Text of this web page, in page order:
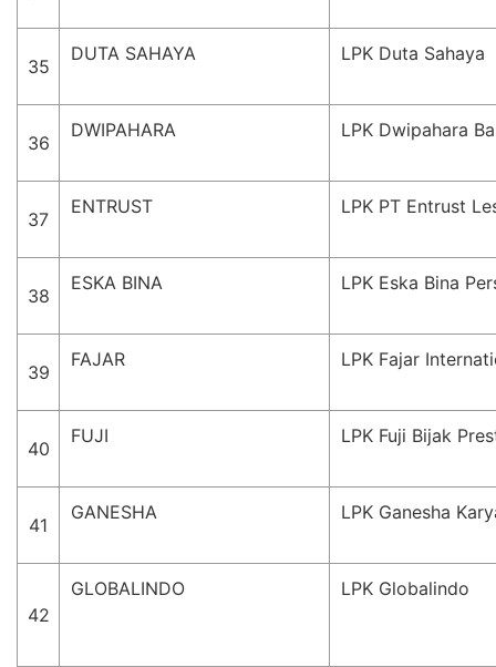
35
DUTA SAHAYA LPK Duta Sahaya
36
DWIPAHARA LPK Dwipahara
37
ENTRUST LPK PT Entrust
38
ESKA BINA LPK Eska Bina
39
FAJAR LPK Fajar
40
FUJI LPK Fuji Bijak
41
GANESHA LPK Ganesha
42
GLOBALINDO LPK Globalindo